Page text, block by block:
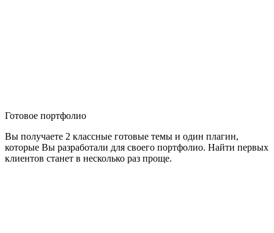
Готовое портфолио
Вы получаете 2 классные готовые темы и один плагин,
которые Вы разработали для своего портфолио. Найти первых
клиентов станет в несколько раз проще.